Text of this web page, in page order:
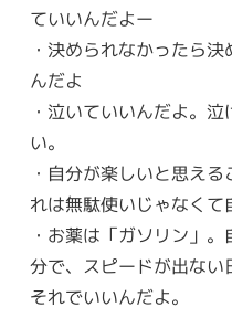
ていいんだよー
・決められなかったら
んだよ
・泣いていいんだよ。
い。
・自分が楽しいと思え
れは無駄使いじゃなくて
・お薬は「ガソリン」
分で、スピードが出ない
それでいいんだよ。